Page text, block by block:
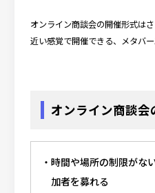
オンライン商談会の開催形式は
近い感覚で開催できる、メタバ
オンライン商談会
時間や場所の制限がな
加者を募れる